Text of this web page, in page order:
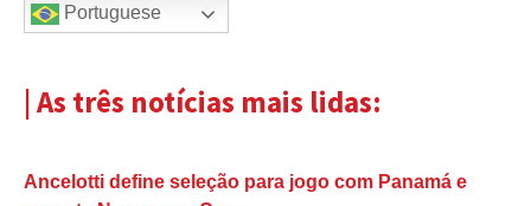
Portuguese
| As três notícias mais lidas:
Ancelotti define seleção para jogo com Panamá e